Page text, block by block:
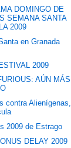
DOMINGO DE
SEMANA SANTA
2009
en Granada
2009
AÚN MÁS
contra Alienígenas,
2009 de Estrago
DELAY 2009